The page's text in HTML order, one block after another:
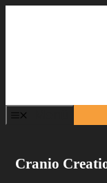
Cranio